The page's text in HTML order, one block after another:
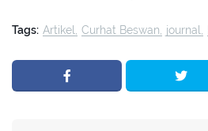
Tags: Artikel Curhat Beswan journal